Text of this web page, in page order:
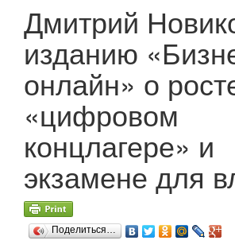
Дмитрий
изданию
онлайн» о
«цифровом
концлагере» и
экзамене для
Поделиться…